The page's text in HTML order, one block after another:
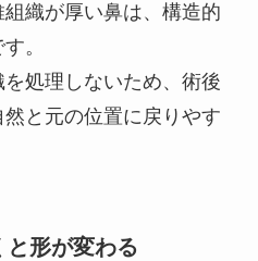
織が厚い鼻は、構造的
。
処理しないため、術後
と元の位置に戻りやす
形が変わる